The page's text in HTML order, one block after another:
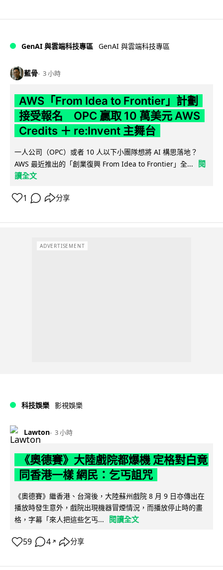
GenAI 與雲端科技專區 GenAI 與雲端科技專區
藍骨 3 小時
AWS「From Idea to Frontier」計劃
接受報名 OPC 贏取 10 萬美元 AWS
Credits ＋ re:Invent 主舞台
一人公司（OPC）或者 10 人以下小團隊想將 AI 構思落地？
AWS 最近推出的「創業復興 From Idea to Frontier」全...
閱
讀全文
1 分享
ADVERTISEMENT
科技娛樂 影視娛樂
Lawton 3 小時
《奧德賽》大陸戲院都爆機 定格對白竟
同香港一樣 網民：乞丐詛咒
《奧德賽》繼香港、台灣後，大陸蘇州戲院 8 月 9 日亦傳出在
播放時發生意外，戲院出現機器冒煙情況，而播放停止時的畫
格，字幕「來人把這些乞丐...
閱讀全文
59 4 ↗ 分享